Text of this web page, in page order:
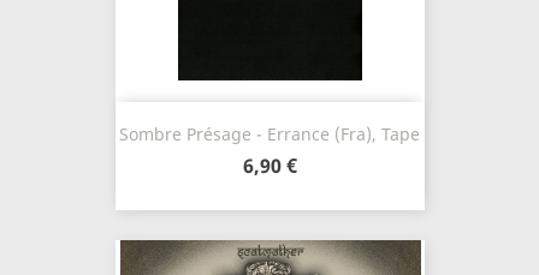
Sombre Présage - Errance (Fra), Tape
6,90 €